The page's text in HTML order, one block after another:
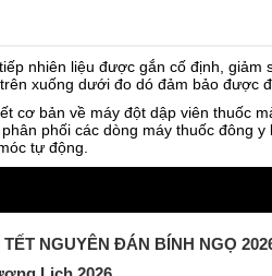
nhiên liệu được gắn cố định,
xuống dưới đo dó đảm bảo được
cơ bản về máy đột dập viên thuốc
phối các dòng máy thuốc đông
tự động.
NGUYÊN ĐÁN BÍNH NGỌ